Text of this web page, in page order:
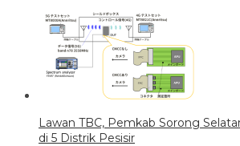
Lawan TBC, Pemkab Sorong
di 5 Distrik Pesisir